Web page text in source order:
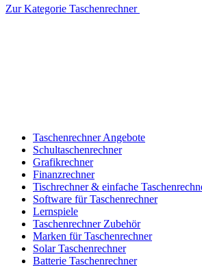
Zur Kategorie Taschenrechner
Taschenrechner Angebote
Schultaschenrechner
Grafikrechner
Finanzrechner
Tischrechner & einfache
Software für Taschenrechner
Lernspiele
Taschenrechner Zubehör
Marken für Taschenrechner
Solar Taschenrechner
Batterie Taschenrechner